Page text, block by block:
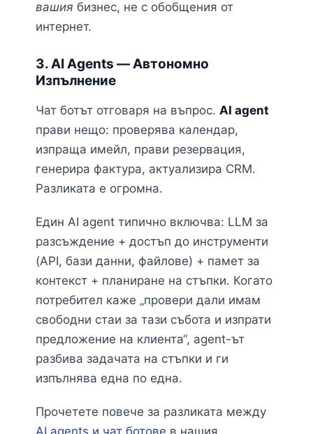
вашия бизнес, не с обобщения от
интернет.
3. AI Agents — Автономно
Изпълнение
Чат ботът отговаря на въпрос. AI agent
прави нещо: проверява календар,
изпраща имейл, прави резервация,
генерира фактура, актуализира CRM.
Разликата е огромна.
Един AI agent типично включва: LLM за
разсъждение + достъп до инструменти
(API, бази данни, файлове) + памет за
контекст + планиране на стъпки. Когато
потребител каже „провери дали имам
свободни стаи за тази събота и изпрати
предложение на клиента“, agent-ът
разбива задачата на стъпки и ги
изпълнява една по една.
Прочетете повече за разликата между